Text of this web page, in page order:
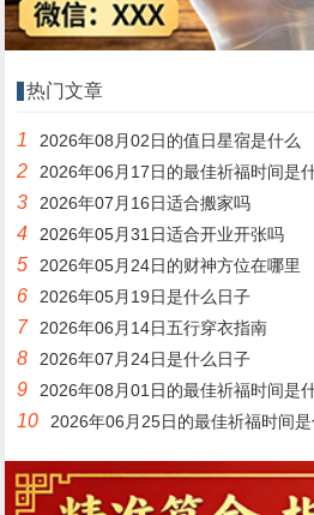
热门文章
1 2026年08月02日的值日星宿是什么
2 2026年06月17日的最佳祈福时间是
3 2026年07月16日适合搬家吗
4 2026年05月31日适合开业开张吗
5 2026年05月24日的财神方位在哪里
6 2026年05月19日是什么日子
7 2026年06月14日五行穿衣指南
8 2026年07月24日是什么日子
9 2026年08月01日的最佳祈福时间是
10 2026年06月25日的最佳祈福时间